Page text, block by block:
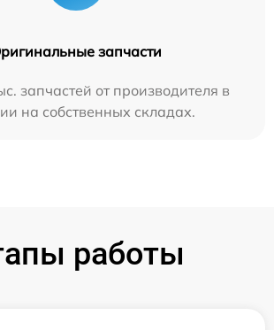
запчасти
запчастей от производителя в
на собственных складах.
работы